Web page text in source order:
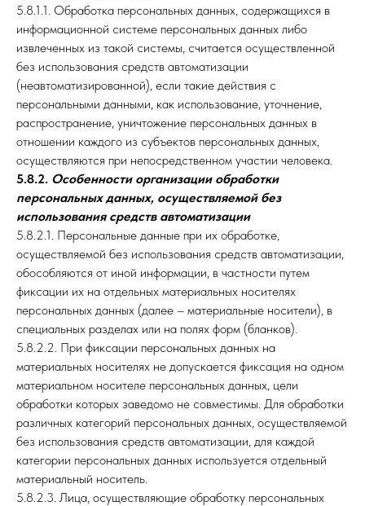
5.8.1.1. Обработка персональных данных, содержащихся в
информационной системе персональных данных либо
извлеченных из такой системы, считается осуществленной
без использования средств автоматизации
(неавтоматизированной), если такие действия с
персональными данными, как использование, уточнение,
распространение, уничтожение персональных данных в
отношении каждого из субъектов персональных данных,
осуществляются при непосредственном участии человека.
5.8.2. Особенности организации обработки
персональных данных, осуществляемой без
использования средств автоматизации
5.8.2.1. Персональные данные при их обработке,
осуществляемой без использования средств автоматизации,
обособляются от иной информации, в частности путем
фиксации их на отдельных материальных носителях
персональных данных (далее – материальные носители), в
специальных разделах или на полях форм (бланков).
5.8.2.2. При фиксации персональных данных на
материальных носителях не допускается фиксация на одном
материальном носителе персональных данных, цели
обработки которых заведомо не совместимы. Для обработки
различных категорий персональных данных, осуществляемой
без использования средств автоматизации, для каждой
категории персональных данных используется отдельный
материальный носитель.
5.8.2.3. Лица, осуществляющие обработку персональных